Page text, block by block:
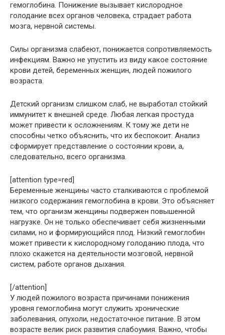
гемоглобина. Понижение вызывает кислородное
голодание всех органов человека, страдает работа
мозга, нервной системы.
Силы организма слабеют, понижается сопротивляемость
инфекциям. Важно не упустить из виду какое состояние
крови детей, беременных женщин, людей пожилого
возраста.
Детский организм слишком слаб, не выработал стойкий
иммунитет к внешней среде. Любая легкая простуда
может привести к осложнениям. К тому же дети не
способны четко объяснить, что их беспокоит. Анализ
сформирует представление о состоянии крови, а,
следовательно, всего организма.
[attention type=red]
Беременные женщины часто сталкиваются с проблемой
низкого содержания гемоглобина в крови. Это объясняет
тем, что организм женщины подвержен повышенной
нагрузке. Он не только обеспечивает себя жизненными
силами, но и формирующийся плод. Низкий гемоглобин
может привести к кислородному голоданию плода, что
плохо скажется на деятельности мозговой, нервной
систем, работе органов дыхания.
[/attention]
У людей пожилого возраста причинами понижения
уровня гемоглобина могут служить хронические
заболевания, опухоли, недостаточное питание. В этом
возрасте велик риск развития слабоумия. Важно, чтобы